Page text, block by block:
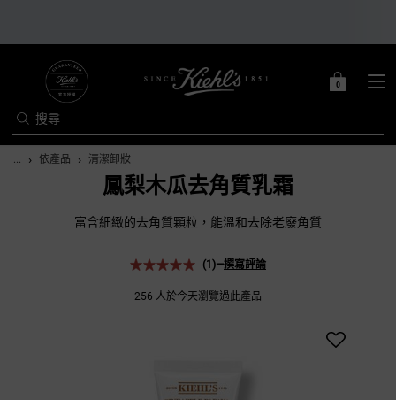
搜尋
購0
0 PRODUCT IN
Main content
... 依產品 清潔卸妝
鳳梨木瓜去角質乳霜
富含細緻的去角質顆粒，能溫和去除老廢角質
(1)—撰寫評論
256 人於今天瀏覽過此產品